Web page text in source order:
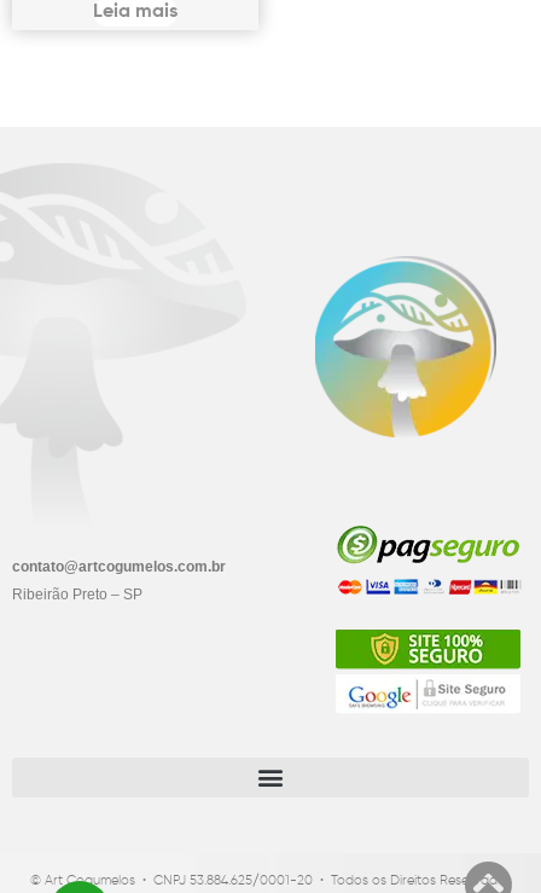
Leia mais
contato@artcogumelos.com.br
Ribeirão Preto – SP
© Art Cogumelos • CNPJ 53.884.625/0001-20• Todos os Direitos Reservados